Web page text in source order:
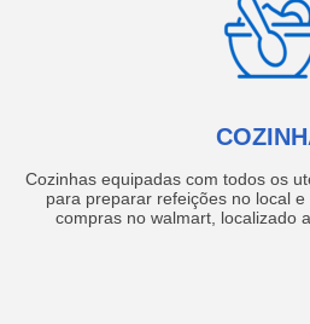
Cozinhas equipadas com todos os
para preparar refeições no local
compras no walmart, localizado